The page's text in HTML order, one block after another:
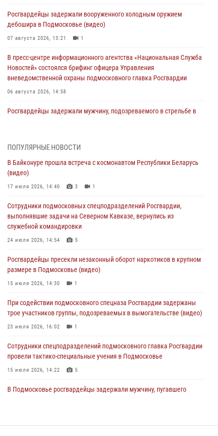
Росгвардейцы задержали вооруженного холодным оружием
дебошира в Подмосковье (видео)
07 августа 2026, 13:21 1
В пресс-центре информационного агентства «Национальная Служба
Новостей» состоялся брифинг офицера Управления
вневедомственной охраны подмосковного главка Росгвардии
06 августа 2026, 14:58
Росгвардейцы задержали мужчину, подозреваемого в стрельбе в
Подмосковье
05 августа 2026, 15:52
подозреваемые в организации незаконной миграции и
изготовлении поддельных документов (видео)
05 августа 2026, 15:48
отработали навыки огневой подготовки на комплексных учениях
04 августа 2026, 12:21 4
сигналам «Тревога» с охраняемых объектов в Подмосковье
04 августа 2026, 12:15
ПОПУЛЯРНЫЕ НОВОСТИ
В Байконуре прошла встреча с космонавтом Республики Беларусь
(видео)
17 июля 2026, 14:40 3 1
Сотрудники подмосковных спецподразделений Росгвардии,
выполнявшие задачи на Северном Кавказе, вернулись из
служебной командировки
24 июля 2026, 14:54 5
Росгвардейцы пресекли незаконный оборот наркотиков в крупном
размере в Подмосковье (видео)
15 июля 2026, 14:30 1
При содействии подмосковного спецназа Росгвардии задержаны
трое участников группы, подозреваемых в вымогательстве (видео)
23 июля 2026, 16:02 1
Сотрудники спецподразделений подмосковного главка Росгвардии
провели тактико-специальные учения в Подмосковье
15 июля 2026, 14:22 5
В Подмосковье росгвардейцы задержали мужчину, пугавшего